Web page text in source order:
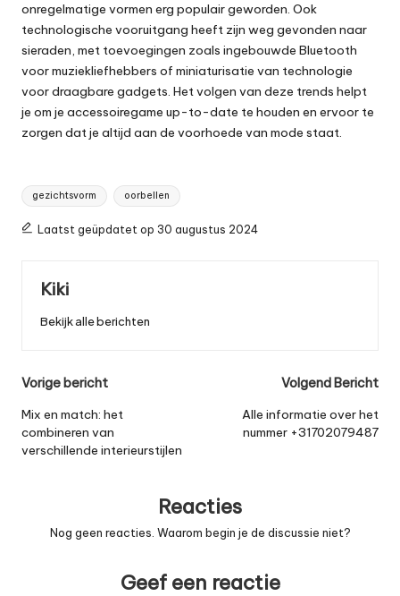
onregelmatige vormen erg populair geworden. Ook
technologische vooruitgang heeft zijn weg gevonden naar
sieraden, met toevoegingen zoals ingebouwde Bluetooth
voor muziekliefhebbers of miniaturisatie van technologie
voor draagbare gadgets. Het volgen van deze trends helpt
je om je accessoiregame up-to-date te houden en ervoor te
zorgen dat je altijd aan de voorhoede van mode staat.
Tags:
gezichtsvorm oorbellen
Laatst geüpdatet op 30 augustus 2024
Kiki
Bekijk alle berichten
Bericht
navigatie
Vorige bericht
Mix en match: het
combineren van
verschillende interieurstijlen
Volgend Bericht
Alle informatie over het
nummer +31702079487
Reacties
Nog geen reacties. Waarom begin je de discussie niet?
Geef een reactie